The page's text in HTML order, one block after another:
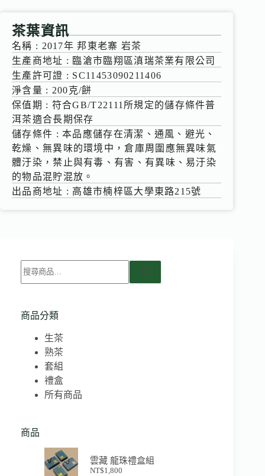
茶葉資訊
名稱 : 2017年 邦東老寨 岩茶
生產商地址 : 臨滄市臨翔區滇瑞茶業有限公司
生產許可證 : SC11453090211406
淨含量 : 200克/餅
保值期 : 符合GB/T22111所規定的儲存條件普
洱茶適合長期保存
儲存條件 : 本品應儲存在清潔、通風、避光、
乾燥、無異味的環境中，倉庫周圍應無異味氣
體汙染，禁止與有毒、有害、有異味、易汙染
的物品混貯混放。
出品商地址 : 高雄市楠梓區大學東路215號
商品分類
生茶
熟茶
套組
禮盒
所有商品
商品
雲藏 龍珠禮盒組
NT$1,800